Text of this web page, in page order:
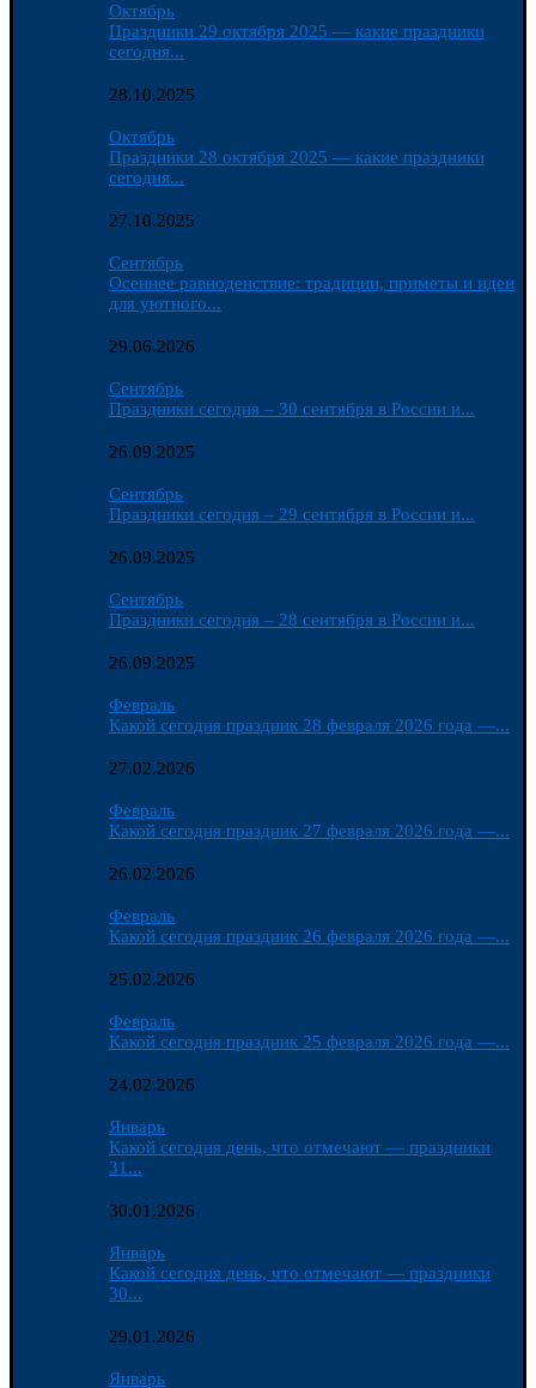
Октябрь
Праздники 29 октября 2025 — какие праздники
сегодня...
28.10.2025
Октябрь
Праздники 28 октября 2025 — какие праздники
сегодня...
27.10.2025
Сентябрь
Осеннее равноденствие: традиции, приметы и идеи
для уютного...
29.06.2026
Сентябрь
Праздники сегодня – 30 сентября в России и...
26.09.2025
Сентябрь
Праздники сегодня – 29 сентября в России и...
26.09.2025
Сентябрь
Праздники сегодня – 28 сентября в России и...
26.09.2025
Февраль
Какой сегодня праздник 28 февраля 2026 года —...
27.02.2026
Февраль
Какой сегодня праздник 27 февраля 2026 года —...
26.02.2026
Февраль
Какой сегодня праздник 26 февраля 2026 года —...
25.02.2026
Февраль
Какой сегодня праздник 25 февраля 2026 года —...
24.02.2026
Январь
Какой сегодня день, что отмечают — праздники
31...
30.01.2026
Январь
Какой сегодня день, что отмечают — праздники
30...
29.01.2026
Январь